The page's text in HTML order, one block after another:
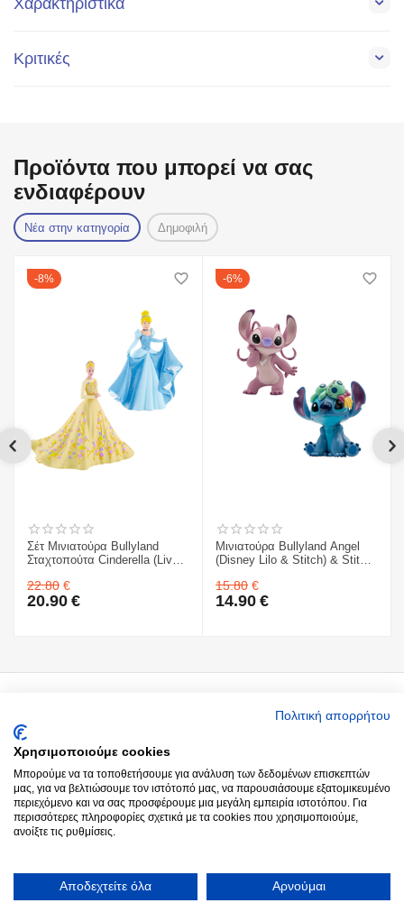
Κριτικές
Προϊόντα που μπορεί να σας
ενδιαφέρουν
Νέα στην κατηγορία Δημοφιλή
8%
Σέτ Μινιατούρα Bullyland
Σταχτοπούτα Cinderella (Live
Cinderella
22.80 €
20.90 €
6%
Μινιατούρα Bullyland Angel
(Disney Lilo & Stitch) & Stitch
15.80 €
14.90 €
Around you
Παραγγελίες
Πολιτική απορρήτου
Χρησιμοποιούμε cookies
Μπορούμε να τα τοποθετήσουμε για ανάλυση των δεδομένων επισκεπτών
μας, για να βελτιώσουμε τον ιστότοπό μας, να παρουσιάσουμε εξατομικευμένο
περιεχόμενο και να σας προσφέρουμε μια μεγάλη εμπειρία ιστοτόπου. Για
περισσότερες πληροφορίες σχετικά με τα cookies που χρησιμοποιούμε,
ανοίξτε τις ρυθμίσεις.
Αποδεχτείτε όλα Αρνούμαι